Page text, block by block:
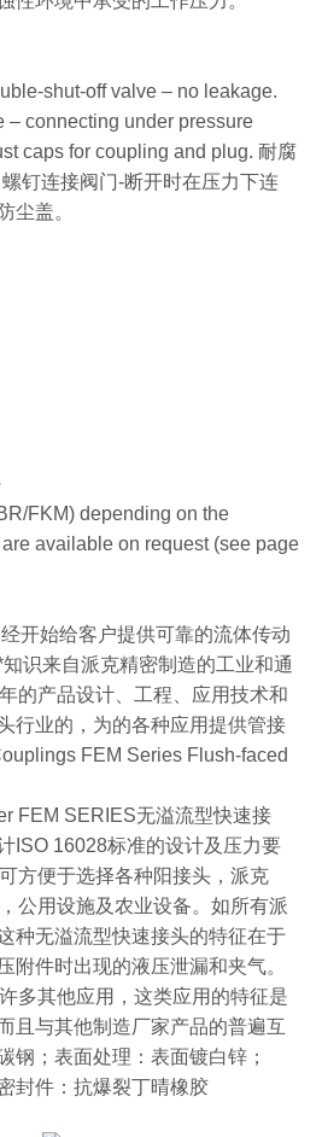
shut-off valve – no leakage.
– connecting under pressure
caps for coupling and plug. 耐腐
钉连接阀门-断开时在压力下连
尘盖。
FKM) depending on the
available on request (see page
开始给客户提供可靠的流体传动
识来自派克精密制造的工业和通
的产品设计、工程、应用技术和
行业的，为的各种应用提供管接
FEM Series Flush-faced
FEM SERIES无溢流型快速接
ISO 16028标准的设计及压力要
方便于选择各种阳接头，派克
公用设施及农业设备。如所有派
种无溢流型快速接头的特征在于
附件时出现的液压泄漏和夹气。
多其他应用，这类应用的特征是
且与其他制造厂家产品的普遍互
钢；表面处理：表面镀白锌；
封件：抗爆裂丁晴橡胶